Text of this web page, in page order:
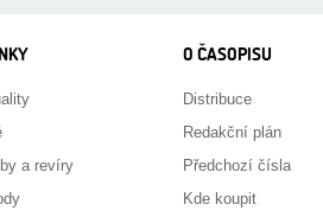
a revíry
O ČASOPISU
Distribuce
Redakční plán
Předchozí čísla
Kde koupit